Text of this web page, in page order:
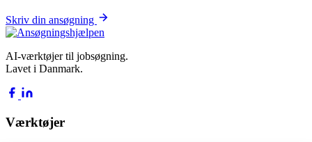
Skriv din ansøgning
AI-værktøjer til jobsøgning.
Lavet i Danmark.
Værktøjer